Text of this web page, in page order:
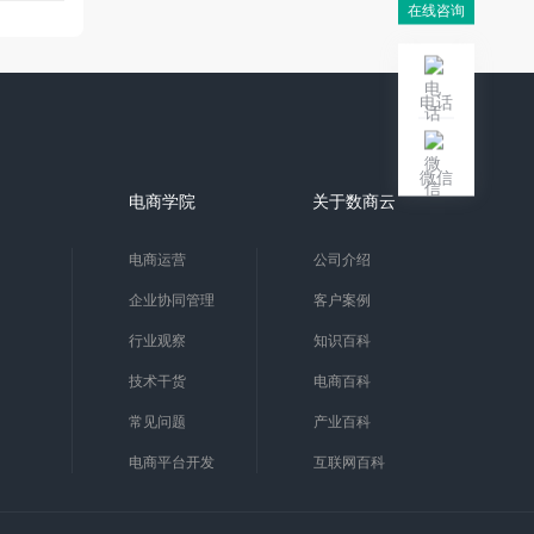
电商学院
电商运营
企业协同管理
行业观察
技术干货
常见问题
电商平台开发
关于数商云
公司介绍
客户案例
知识百科
电商百科
产业百科
互联网百科
在线咨询
电话
微信